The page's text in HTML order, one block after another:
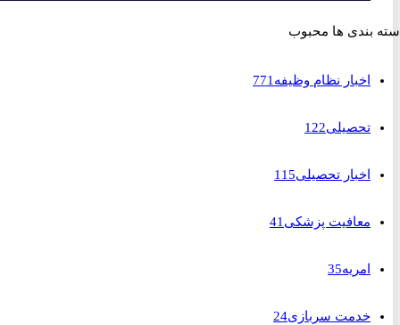
ها محبوب
اخبار نظام وظیفه771
تحصیلی122
اخبار تحصیلی115
معافیت پزشکی41
امریه 35
خدمت سربازی 24